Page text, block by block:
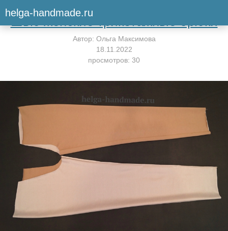
helga-handmade.ruВернуться к мастер-классу
Шью женские трикотажные брюки
Автор: Ольга Максимова
18.11.2022
просмотров: 30